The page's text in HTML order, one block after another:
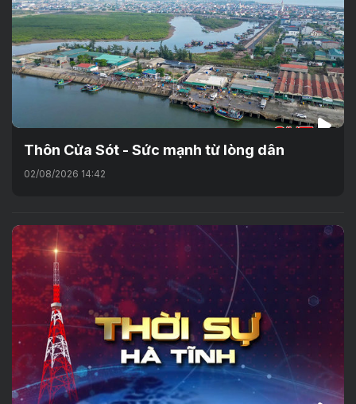
Thôn Cửa Sót - Sức mạnh từ lòng dân
02/08/2026 14:42